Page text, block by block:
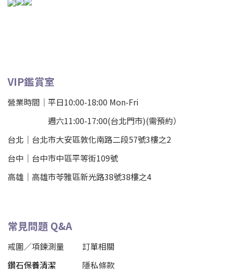
VIP鑑賞室
營業時間｜平日10:00-18:00 Mon-Fri
週六11:00-17:00(台北門市)(需預約）
台北 ｜ 台北市大安區敦化南路二段57號3樓之2
台中｜ 台中市中區平等街109號
高雄｜ 高雄市苓雅區新光路38號38樓之4
常見問題 Q&A
戒圍／項鍊測量
訂單相關
鑽石保養清潔
隱私條款